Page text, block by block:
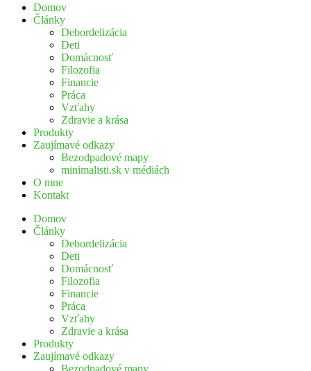
Domov
Články
Debordelizácia
Deti
Domácnosť
Filozofia
Financie
Práca
Vzťahy
Zdravie a krása
Produkty
Zaujímavé odkazy
Bezodpadové mapy
minimalisti.sk v médiách
O mne
Kontakt
Domov
Články
Debordelizácia
Deti
Domácnosť
Filozofia
Financie
Práca
Vzťahy
Zdravie a krása
Produkty
Zaujímavé odkazy
Bezodpadové mapy